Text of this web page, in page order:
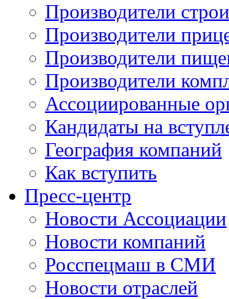
Производители
Производители
Производители
Производители
Ассоциированные
Кандидаты на
География компаний
Как вступить
Пресс-центр
Новости Ассоциации
Новости компаний
Росспецмаш в СМИ
Новости отраслей